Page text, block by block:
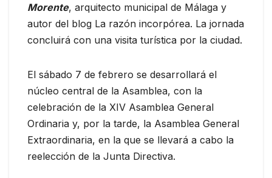
Morente, arquitecto municipal de Málaga y
autor del blog La razón incorpórea. La jornada
concluirá con una visita turística por la ciudad.
El sábado 7 de febrero se desarrollará el
núcleo central de la Asamblea, con la
celebración de la XIV Asamblea General
Ordinaria y, por la tarde, la Asamblea General
Extraordinaria, en la que se llevará a cabo la
reelección de la Junta Directiva.